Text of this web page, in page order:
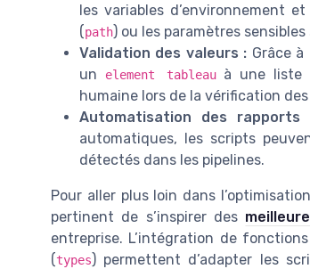
les variables d’environnement
(path) ou les paramètres
Validation des valeurs : Grâce à
un
element tableauà une liste
humaine lors de la vérification
Automatisation des rapports
automatiques, les scripts
détectés dans les pipelines.
Pour aller plus loin dans
pertinent de s’inspirer des
entreprise. L’intégration de
(types) permettent d’adapter les